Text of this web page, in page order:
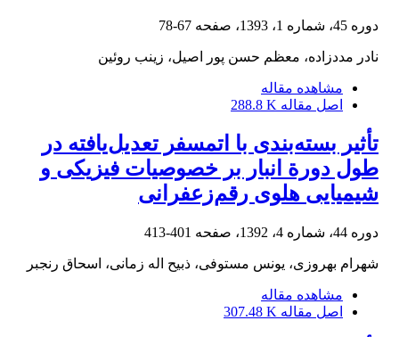
دوره 45، شماره 1، 1393، صفحه 67-78
نادر مددزاده، معظم حسن پور اصیل، زینب روئین
مشاهده مقاله
اصل مقاله 288.8 K
تأثیر‌‌ بسته‌بندی با اتمسفر تعدیل‌یافته در
طول دورة انبار بر خصوصیات فیزیکی و
شیمیایی هلوی رقم‌زعفرانی
دوره 44، شماره 4، 1392، صفحه 401-413
شهرام بهروزی، یونس مستوفی، ذبیح اله زمانی، اسحاق رنجبر
مشاهده مقاله
اصل مقاله 307.48 K